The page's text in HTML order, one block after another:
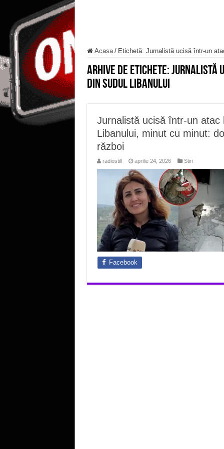
Acasa / Etichetă: Jurnalistă ucisă într-un
Arhive de etichete:Jurnalistă
din sudul Libanului
Jurnalistă ucisă într-un atac
Libanului, minut cu minut:
război
radiostill aprilie 24, 2026 Stiri
Facebook